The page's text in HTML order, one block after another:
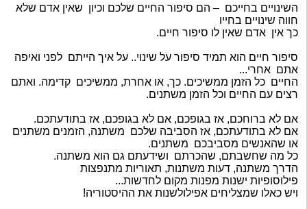
השינויים בחייכם – הם סיפור החיים שלכם וכיון שאין אדם שלא
חווה שינויים בחייו
כך אין אדם שאין לו סיפור חיים.
סיפור חיים הוא תמיד סיפור על שינוי.. על איך הייתם לפני ואיפה
אתם אחרי...
החיים כל הזמן ממשיכים. כך, או אחרת, ממשיכים קדימה. ואתם
רצים עם החיים וכל הזמן משתנים.
אם לא ברוחכם, אז בגופכם, אם לא בגופכם, אז בתודעתכם.
אם לא בתודעתכם, אז הסביבה שלכם משתנה, הזמנים משתנים
או שהאנשים מסביבכם משתנים.
כל מה שחשבתם, שהכרתם ושידעתם גם הוא משתנה.
הדרך משתנה, דעות משתנות, תאוריות מתנפצות
פילוסופיות ישנות מפנות מקום לחדשות...
ויש כאלו שמצליחים אפילולשנות את ההיסטוריה!